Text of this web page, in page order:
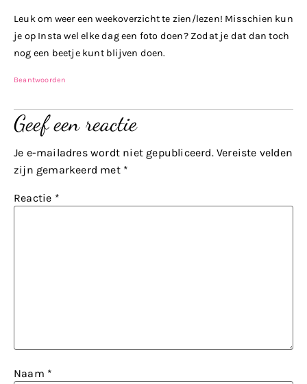
Leuk om weer een weekoverzicht te zien/lezen! Misschien kun
je op Insta wel elke dag een foto doen? Zodat je dat dan toch
nog een beetje kunt blijven doen.
Beantwoorden
Geef een reactie
Je e-mailadres wordt niet gepubliceerd. Vereiste velden
zijn gemarkeerd met *
Reactie *
Naam *